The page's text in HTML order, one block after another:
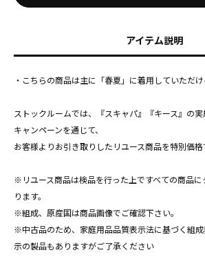
アイテム説明
・こちらの商品は主に「春夏」に着用していただけ
ストックルームでは、『スキャパ』『キース』の
キャンペーンを通じて、
お客様よりお引き取りしたリユース商品を特別価格
※リユース商品は検品を行った上ですべての商品に
ります。
※組成、原産国は商品画像でご確認下さい。
※中古品のため、家庭用品品質表示法に基づく組
示の製品もありますがご了承ください